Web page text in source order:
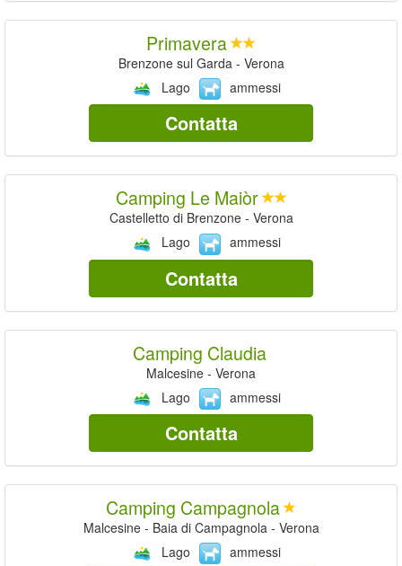
Primavera
Brenzone sul Garda - Verona
Lago
ammessi
Contatta
Camping Le Maiòr
Castelletto di Brenzone - Verona
Lago
ammessi
Contatta
Camping Claudia
Malcesine - Verona
Lago
ammessi
Contatta
Camping Campagnola
Malcesine - Baia di Campagnola - Verona
Lago
ammessi